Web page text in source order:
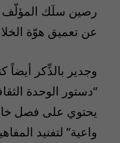
رصين سلَك المؤلّف
عن تعميق هوّة
وجدير بالذِّكر أيضاً
“دستور الوحدة
يحتوي على فصل
واعية” لتفنيد